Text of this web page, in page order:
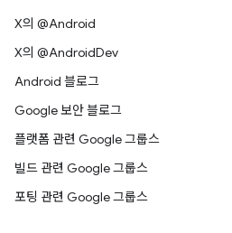
X의 @Android
X의 @AndroidDev
Android 블로그
Google 보안 블로그
플랫폼 관련 Google 그룹스
빌드 관련 Google 그룹스
포팅 관련 Google 그룹스